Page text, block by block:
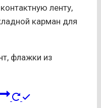
ленту,
карман для
флажки из
Этот